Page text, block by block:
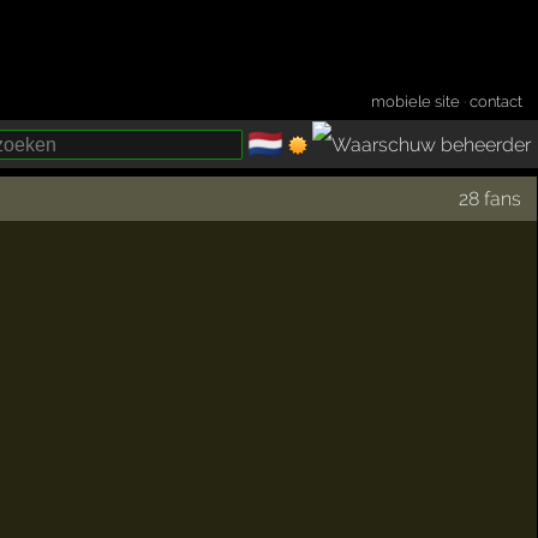
mobiele site ·contact
🇳🇱
28 fans